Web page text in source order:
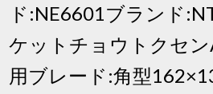
ド:NE6601ブランド
ケットチョウトクセ
用ブレード:角型